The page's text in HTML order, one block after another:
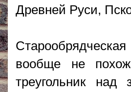
Древней Руси,
вообще не
треугольник над